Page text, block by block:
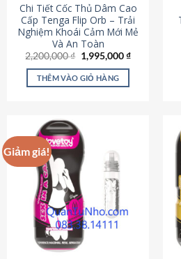
Chi Tiết Cốc Thủ Dâm Cao
Cấp Tenga Flip Orb – Trải
Nghiệm Khoái Cảm Mới Mẻ
Và An Toàn
2,200,000₫ Giá
gốc
là:
2,200,000 ₫.
1,995,000₫Giá
THÊM VÀO GIỎ HÀNG
Giảm giá!